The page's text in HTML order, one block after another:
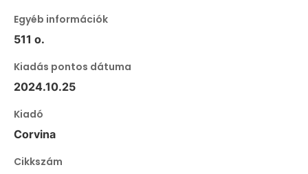
Egyéb információk
511 o.
Kiadás pontos dátuma
2024.10.25
Kiadó
Corvina
Cikkszám